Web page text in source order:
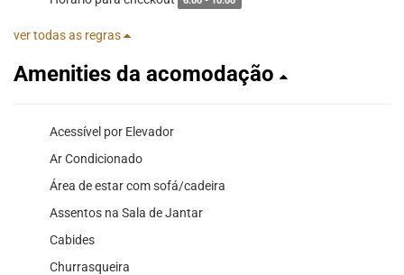
ver todas as regras
Amenities da acomodação
Acessível por Elevador
Ar Condicionado
Área de estar com sofá/cadeira
Assentos na Sala de Jantar
Cabides
Churrasqueira